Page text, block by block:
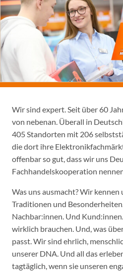
Wir sind expert. Seit über 60
von nebenan. Überall in
405 Standorten mit 206
die dort ihre
offenbar so gut, dass wir uns
Fachhandelskooperation
Was uns ausmacht? Wir kennen
Traditionen und
Nachbar:innen. Und
wirklich brauchen. Und, was
passt. Wir sind ehrlich,
unserer DNA. Und all das
tagtäglich, wenn sie unseren